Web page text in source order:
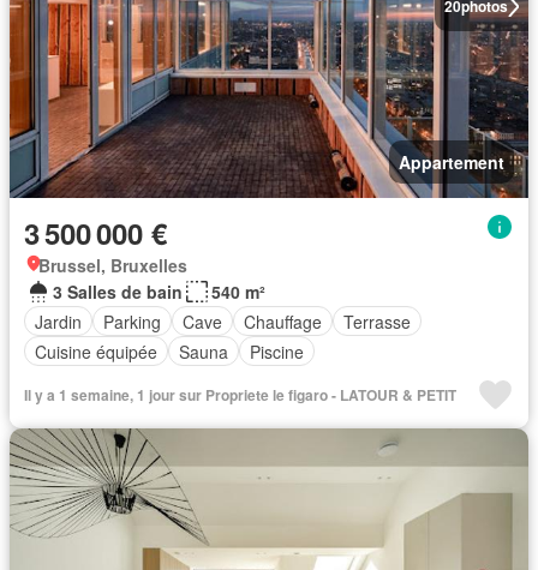
20photos
Appartement
3 500 000 €
Brussel, Bruxelles
3 Salles de bain
540 m²
Jardin
Parking Cave Chauffage
Terrasse
Cuisine équipée
Sauna Piscine
Il y a 1 semaine, 1 jour sur Propriete le figaro - LATOUR & PETIT